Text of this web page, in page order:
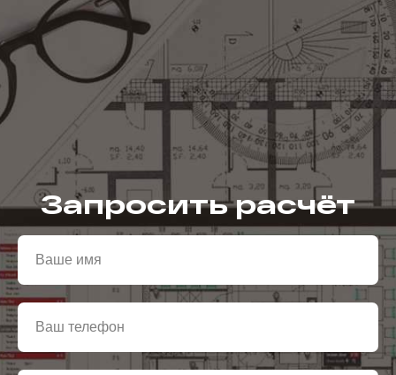
Запросить расчёт